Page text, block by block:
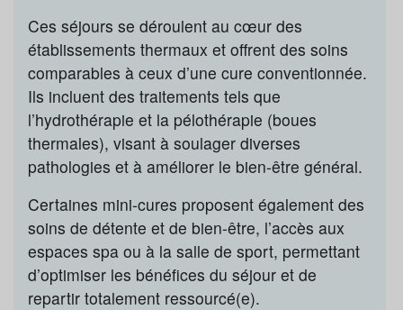
Ces séjours se déroulent au cœur des
établissements thermaux et offrent des soins
comparables à ceux d’une cure conventionnée.
Ils incluent des traitements tels que
l’hydrothérapie et la pélothérapie (boues
thermales), visant à soulager diverses
pathologies et à améliorer le bien-être général.
Certaines mini-cures proposent également des
soins de détente et de bien-être, l’accès aux
espaces spa ou à la salle de sport, permettant
d’optimiser les bénéfices du séjour et de
repartir totalement ressourcé(e).